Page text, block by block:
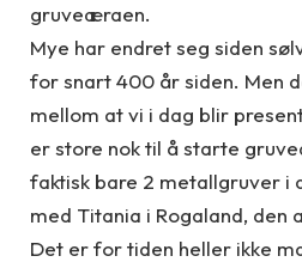
gruveæraen.
Mye har endret seg siden
for snart 400 år siden. Men
mellom at vi i dag blir
er store nok til å starte
faktisk bare 2 metallgruver i
med Titania i Rogaland, den
Det er for tiden heller ikke